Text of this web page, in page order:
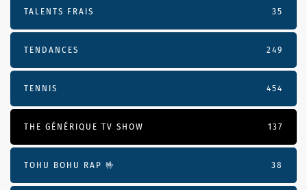
TALENTS FRAIS 35
TENDANCES 249
TENNIS 454
THE GÉNÉRIQUE TV SHOW 137
TOHU BOHU RAP 🤟 38